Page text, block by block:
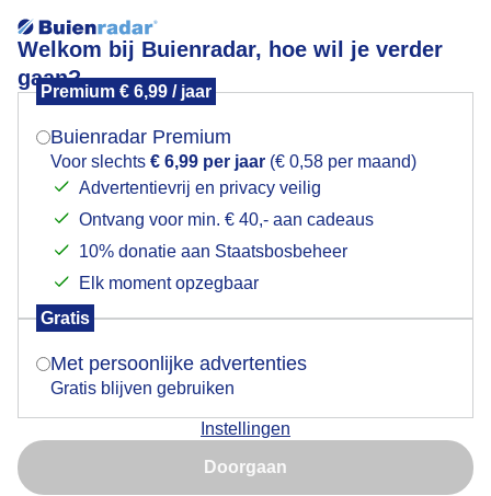
Welkom bij Buienradar, hoe wil je verder
gaan?
Premium € 6,99 / jaar
Buienradar Premium
Voor slechts € 6,99 per jaar (€ 0,58 per maand)
Advertentievrij en privacy veilig
Ontvang voor min. € 40,- aan cadeaus
10% donatie aan Staatsbosbeheer
Elk moment opzegbaar
Gratis
Met persoonlijke advertenties
Gratis blijven gebruiken
Instellingen
Doorgaan
Venetië 4-6-2026
Door: Fas Vermeulen Gemaakt: 04-06-2026, 29x bekeken
Mogen we je locatie gebruiken voor het
Indien je hier nog geen akkoord op hebt gegeven,
verschijnt er zo een pop-up uit je browser waarin
Is goed, toon de popup
Nu niet, misschien later